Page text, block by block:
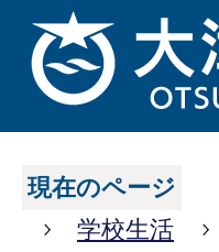
現在のページ
学校生活